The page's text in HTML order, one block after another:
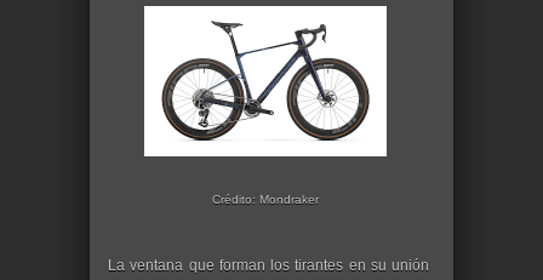
Crédito: Mondraker
La ventana que forman los tirantes en su unión